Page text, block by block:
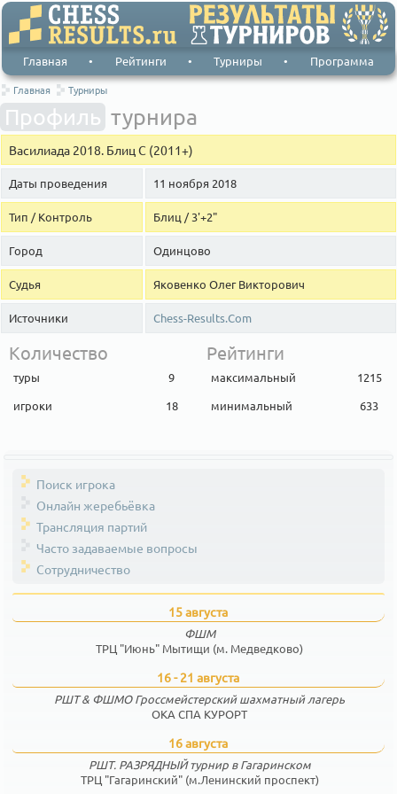
Главная • Рейтинги • Турниры • Программа
Главная Турниры
Профиль турнира
Василиада 2018. Блиц С (2011+)
Даты проведения 11 ноября 2018
Тип / Контроль Блиц / 3'+2"
Город Одинцово
Судья Яковенко Олег Викторович
Источники Chess-Results.Com
Количество
туры
9
игроки
18
Рейтинги
максимальный
1215
минимальный
633
Поиск игрока
Онлайн жеребьёвка
Трансляция партий
Часто задаваемые вопросы
Сотрудничество
15 августа
ФШМ
ТРЦ "Июнь" Мытищи (м. Медведково)
16 - 21 августа
РШТ & ФШМО Гроссмейстерский шахматный лагерь
ОКА СПА КУРОРТ
16 августа
РШТ. РАЗРЯДНЫЙ турнир в Гагаринском
ТРЦ "Гагаринский" (м.Ленинский проспект)